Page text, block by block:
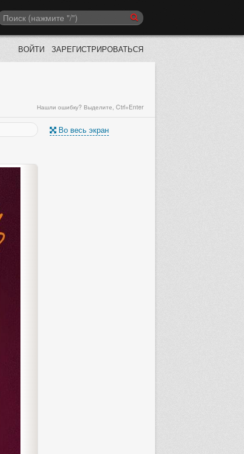
ВОЙТИ ЗАРЕГИСТРИРОВАТЬСЯ
Нашли ошибку? Выделите, Ctrl+Enter
Во весь экран